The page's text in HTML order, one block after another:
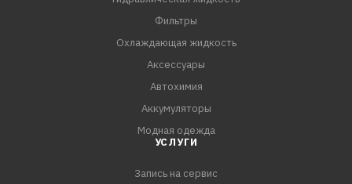
Фильтры
Охлаждающая жидкость
Аксессуары
Автохимия
Аккумуляторы
Модная одежда
УСЛУГИ
Запись на сервис